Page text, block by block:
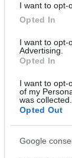
I want to opt-
Opted In
I want to opt-
Advertising.
Opted In
I want to opt-
of my
was collected.
Opted Out
Google